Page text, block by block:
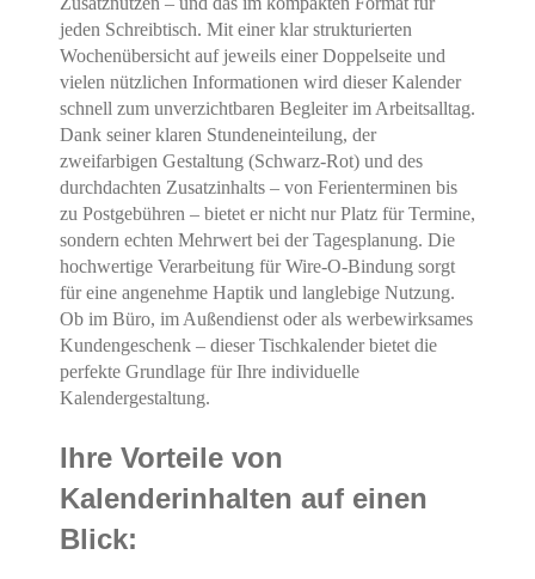
jeden Schreibtisch. Mit einer klar strukturierten
Wochenübersicht auf jeweils einer Doppelseite und
vielen nützlichen Informationen wird dieser Kalender
schnell zum unverzichtbaren Begleiter im Arbeitsalltag.
Dank seiner klaren Stundeneinteilung, der
zweifarbigen Gestaltung (Schwarz-Rot) und des
durchdachten Zusatzinhalts – von Ferienterminen bis
zu Postgebühren – bietet er nicht nur Platz für Termine,
sondern echten Mehrwert bei der Tagesplanung. Die
hochwertige Verarbeitung für Wire-O-Bindung sorgt
für eine angenehme Haptik und langlebige Nutzung.
Ob im Büro, im Außendienst oder als werbewirksames
Kundengeschenk – dieser Tischkalender bietet die
perfekte Grundlage für Ihre individuelle
Kalendergestaltung.
Ihre Vorteile von
Kalenderinhalten auf einen
Blick:
Alle Cookies akzeptieren
Auswahl bestätigen
Privatsphäre-Einstellungen Datenschutz
Details einblenden